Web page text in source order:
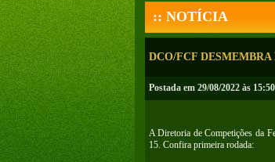
:: NOTÍCIA
DCO/FCF DESMEMBRA
Postada em 29/08/2022 às 15:50
A Diretoria de Competições da
15. Confira primeira rodada: